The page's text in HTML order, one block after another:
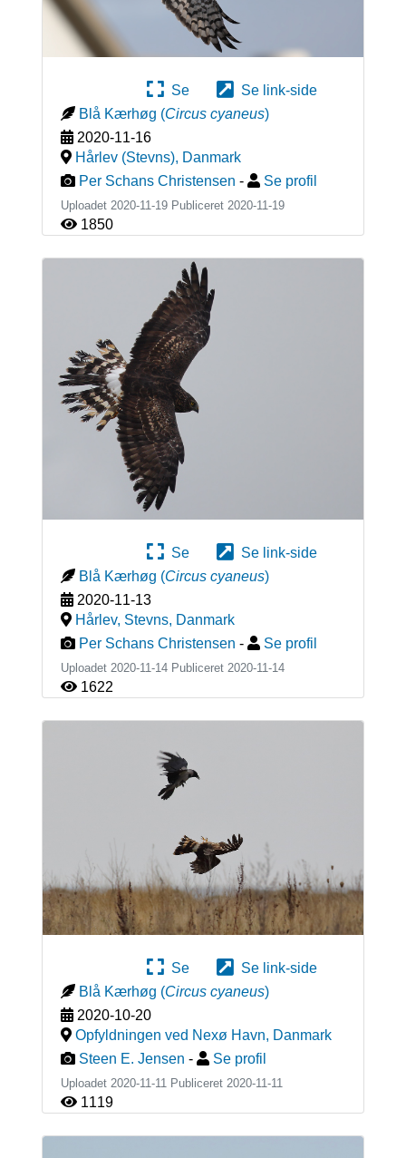
Se
Se link-side
Blå Kærhøg (Circus cyaneus)
2020-11-16
Hårlev (Stevns), Danmark
Per Schans Christensen - Se profil
Uploadet 2020-11-19 Publiceret 2020-11-19
1850
Se
Se link-side
Blå Kærhøg (Circus cyaneus)
2020-11-13
Hårlev, Stevns, Danmark
Per Schans Christensen - Se profil
Uploadet 2020-11-14 Publiceret 2020-11-14
1622
Se
Se link-side
Blå Kærhøg (Circus cyaneus)
2020-10-20
Opfyldningen ved Nexø Havn, Danmark
Steen E. Jensen - Se profil
Uploadet 2020-11-11 Publiceret 2020-11-11
1119